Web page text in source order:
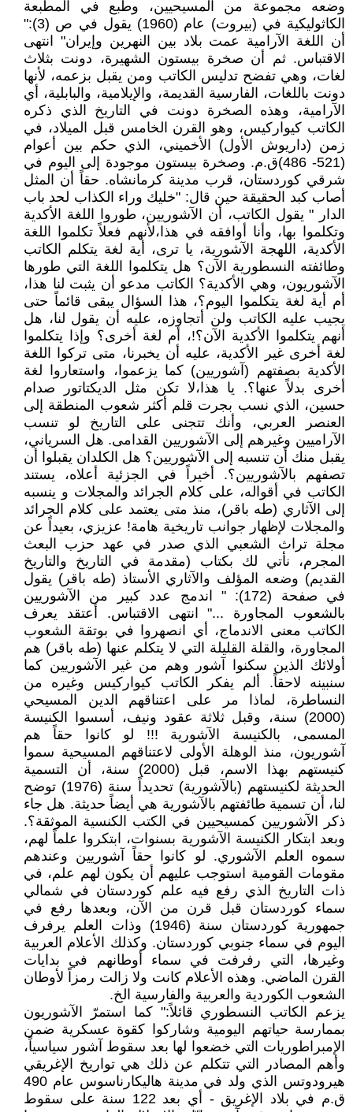
وضعه مجموعة من المسيحيين، وطبع في المطبعة
الكاثوليكية في (بيروت) عام (1960) يقول في ص (3):"
أن اللغة الآرامية عمت بلاد بين النهرين وإيران" انتهى
الاقتباس. ثم أن صخرة بيستون الشهيرة، دونت بثلاث
لغات، وهي تفضح تدليس الكاتب ومن يقبل بزعمه، لأنها
دونت باللغات، الفارسية القديمة، والإيلامية، والبابلية، أي
الآرامية، وهذه الصخرة دونت في التاريخ الذي ذكره
الكاتب كيواركيس، وهو القرن الخامس قبل الميلاد، في
زمن (داريوش الأول) الأخميني، الذي حكم بين أعوام
(521- 486)ق.م. وصخرة بيستون موجودة إلى اليوم في
شرقي كوردستان، قرب مدينة كرمانشاه. حقاً أن المثل
أصاب كبد الحقيقة حين قال: "خليك وراء الكذاب لحد باب
الدار " يقول الكاتب، أن الآشوريين، طوروا اللغة الأكدية
وتكلموا بها، وأنا أوافقه في هذا،لأنهم فعلاً تكلموا اللغة
الأكدية، اللهجة الآشورية، يا ترى، أية لغة يتكلم الكاتب
وطائفته النسطورية الآن؟ هل يتكلموا اللغة التي طورها
الآشوريون، وهي الأكدية؟ الكاتب مدعو أن يثبت لنا هذا،
أم أية لغة يتكلموا اليوم؟، هذا السؤال يبقى قائماً حتى
يجيب عليه الكاتب ولن أتجاوزه، عليه أن يقول لنا، هل
أنهم يتكلموا الأكدية الآن؟!، أم لغة أخرى؟ وإذا يتكلموا
لغة أخرى غير الأكدية، عليه أن يخبرنا، متى تركوا اللغة
الأكدية بصفتهم (آشوريين) كما يزعموا، واستعاروا لغة
أخرى بدلاً عنها؟. يا هذا،لا تكن مثل الديكتاتور صدام
حسين، الذي نسب بجرت قلم أكثر شعوب المنطقة إلى
العنصر العربي، وأنك تتجنى على التاريخ لو تنسب
الآراميين وغيرهم إلى الآشوريين القدامى. هل السرياني،
يقبل منك أن تنسبه إلى الآشوريين؟ هل الكلدان يقبلوا أن
تصفهم بالآشوريين؟. أخيراً في الجزئية أعلاه، يستند
الكاتب في أقواله، على كلام الجرائد والمجلات و ينسبه
إلى الآثاري (طه باقر)، منذ متى يعتمد على كلام الجرائد
والمجلات لإظهار جوانب تاريخية هامة! عزيزي، بعيداً عن
مجلة تراث الشعبي الذي صدر في عهد حزب البعث
المجرم، نأتي لك بكتاب (مقدمة في التاريخ والتاريخ
القديم) وضعه المؤلف والآثاري الأستاذ (طه باقر) يقول
في صفحة (172): " اندمج عدد كبير من الآشوريين
بالشعوب المجاورة ..." انتهى الاقتباس. أعتقد يعرف
الكاتب معنى الاندماج، أي انصهروا في بوتقة الشعوب
المجاورة، والقلة القليلة التي لا يتكلم عنها (طه باقر) هم
أولائك الذين سكنوا آشور وهم من غير الآشوريين كما
سنبينه لاحقاً. ألم يفكر الكاتب كيواركيس وغيره من
النساطرة، لماذا مر على اعتناقهم الدين المسيحي
(2000) سنة، وقبل ثلاثة عقود ونيف، أسسوا الكنيسة
المسمى، بالكنيسة الآشورية !!! لو كانوا حقاً هم
آشوريون، منذ الوهلة الأولى لاعتناقهم المسيحية سموا
كنيستهم بهذا الاسم، قبل (2000) سنة، أن التسمية
الحديثة لكنيستهم (بالآشورية) تحديداً سنة (1976) توضح
لنا، أن تسمية طائفتهم بالآشورية هي أيضاً حديثة. هل جاء
ذكر الآشوريين كمسيحيين في الكتب الكنسية الموثقة؟.
وبعد ابتكار الكنيسة الآشورية بسنوات، ابتكروا علماً لهم،
سموه العلم الآشوري. لو كانوا حقاً آشوريين وعندهم
مقومات القومية استوجب عليهم أن يكون لهم علم، في
ذات التاريخ الذي رفع فيه علم كوردستان في شمالي
سماء كوردستان قبل قرن من الآن، وبعدها رفع في
جمهورية كوردستان سنة (1946) وذات العلم يرفرف
اليوم في سماء جنوبي كوردستان. وكذلك الأعلام العربية
وغيرها، التي رفرفت في سماء أوطانهم في بدايات
القرن الماضي. وهذه الأعلام كانت ولا زالت رمزاً لأوطان
الشعوب الكوردية والعربية والفارسية الخ.
يزعم الكاتب النسطوري قائلاً:" كما استمرّ الآشوريون
بممارسة حياتهم اليومية وشاركوا كقوة عسكرية ضمن
الإمبراطوريات التي خضعوا لها بعد سقوط آشور سياسياً،
وأهم المصادر التي تتكلم عن ذلك هي تواريخ الإغريقي
هيرودوتس الذي ولد في مدينة هاليكارناسوس عام 490
ق.م في بلاد الإغريق - أي بعد 122 سنة على سقوط